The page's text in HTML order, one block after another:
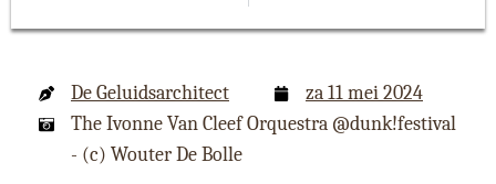
De Geluidsarchitect
za 11 mei 2024
The Ivonne Van Cleef Orquestra @dunk!festival
- (c) Wouter De Bolle